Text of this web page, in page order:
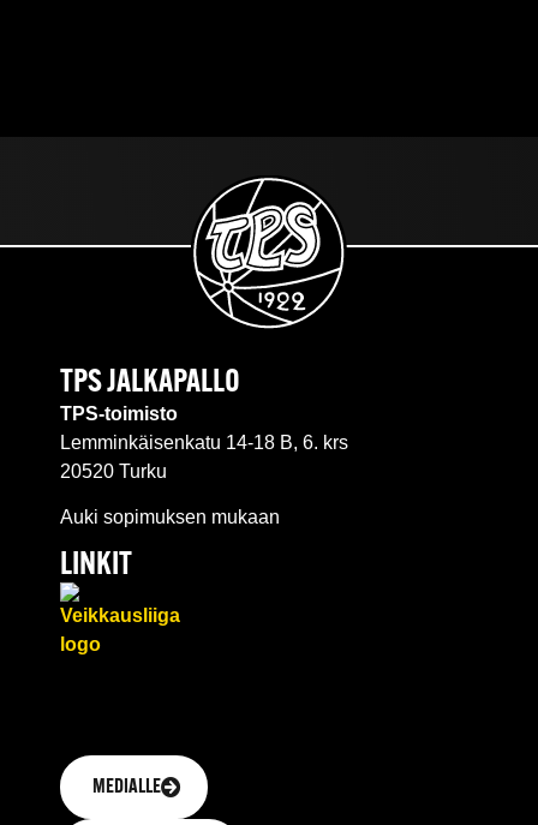
TPS JALKAPALLO
TPS-toimisto
Lemminkäisenkatu 14-18 B, 6. krs
20520 Turku
Auki sopimuksen mukaan
LINKIT
MEDIALLE